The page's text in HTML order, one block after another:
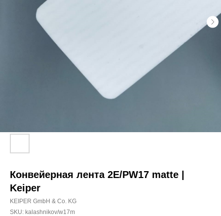
Конвейерная лента 2E/PW17 matte |
Keiper
KEIPER GmbH & Co. KG
SKU: kalashnikov/w17m